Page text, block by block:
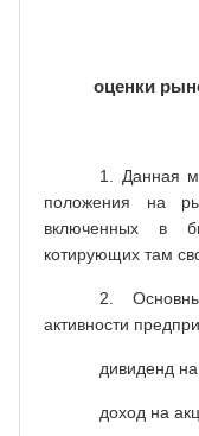
оценки
1. Данная
положения на
включенных в
котирующих там
2.
активности
дивиденд
доход на